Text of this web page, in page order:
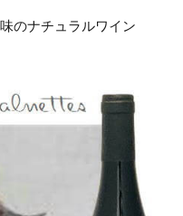
のナチュラルワイン